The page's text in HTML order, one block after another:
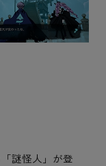
謎怪人」が登